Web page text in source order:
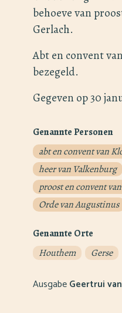
behoeve van
Gerlach.
Abt en convent
bezegeld.
Gegeven op 30
Genannte Personen
abt en convent van
heer van Valkenburg
proost en convent
Orde van Augustinus
Genannte Orte
Houthem
Gerse
AusgabeGeertrui